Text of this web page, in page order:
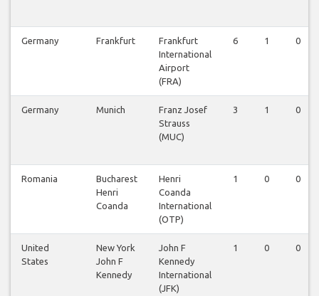
Germany Frankfurt
Frankfurt
International
Airport
(FRA)
6 1 0
Germany Munich
Franz Josef
Strauss
(MUC)
3 1 0
Romania
Bucharest
Henri
Coanda
Henri
Coanda
International
(OTP)
1 0 0
United
States
New York
John F
Kennedy
John F
Kennedy
International
(JFK)
1 0 0